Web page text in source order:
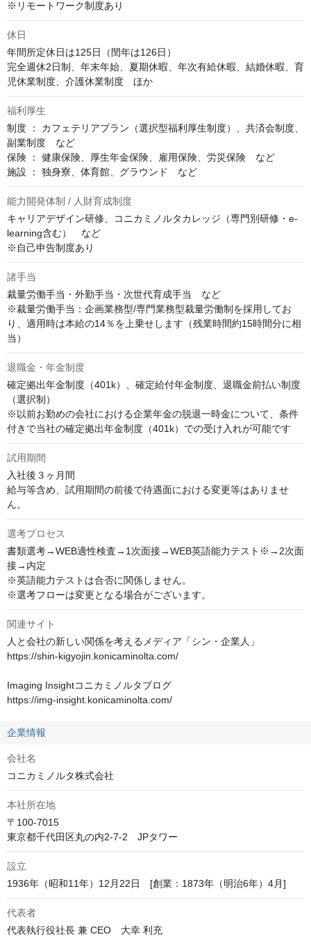
※リモートワーク制度あり
休日
年間所定休日は125日（閏年は126日）
完全週休2日制、年末年始、夏期休暇、年次有給休暇、結婚休暇、育
児休業制度、介護休業制度　ほか
福利厚生
制度 ： カフェテリアプラン（選択型福利厚生制度）、共済会制度、
副業制度　など
保険 ： 健康保険、厚生年金保険、雇用保険、労災保険　など
施設 ： 独身寮、体育館、グラウンド　など
能力開発体制 / 人財育成制度
キャリアデザイン研修、コニカミノルタカレッジ（専門別研修・e-
learning含む）　など
※自己申告制度あり
諸手当
裁量労働手当・外勤手当・次世代育成手当　など
※裁量労働手当：企画業務型/専門業務型裁量労働制を採用してお
り、適用時は本給の14％を上乗せします（残業時間約15時間分に相
当）
退職金・年金制度
確定拠出年金制度（401k）、確定給付年金制度、退職金前払い制度
（選択制）
※以前お勤めの会社における企業年金の脱退一時金について、条件
付きで当社の確定拠出年金制度（401k）での受け入れが可能です
試用期間
入社後３ヶ月間
給与等含め、試用期間の前後で待遇面における変更等はありませ
ん。
選考プロセス
書類選考→WEB適性検査→1次面接→WEB英語能力テスト※→2次面
接→内定
※英語能力テストは合否に関係しません。
※選考フローは変更となる場合がございます。
関連サイト
人と会社の新しい関係を考えるメディア「シン・企業人」
https://shin-kigyojin.konicaminolta.com/
Imaging Insightコニカミノルタブログ
https://img-insight.konicaminolta.com/
企業情報
会社名
コニカミノルタ株式会社
本社所在地
〒100-7015
東京都千代田区丸の内2-7-2　JPタワー
設立
1936年（昭和11年）12月22日　[創業：1873年（明治6年）4月]
代表者
代表執行役社長 兼 CEO　大幸 利充